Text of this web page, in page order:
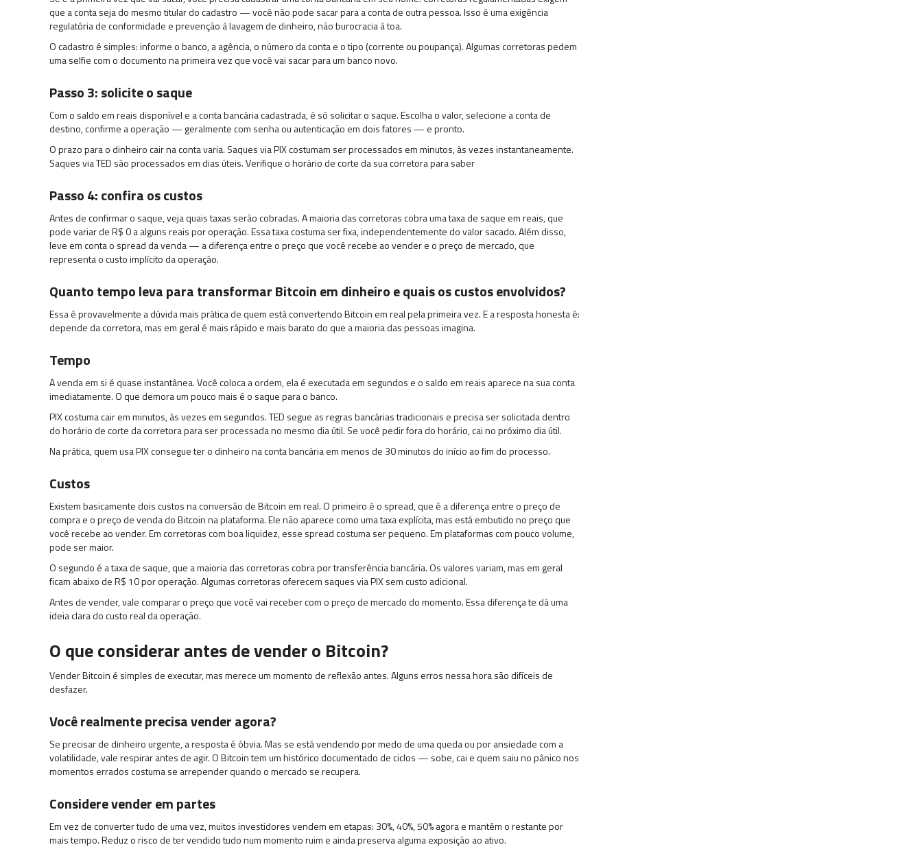
que a conta seja do mesmo titular do cadastro — você não pode sacar para a conta de outra pessoa. Isso é uma exigência
regulatória de conformidade e prevenção à lavagem de dinheiro, não burocracia à toa.
O cadastro é simples: informe o banco, a agência, o número da conta e o tipo (corrente ou poupança). Algumas corretoras pedem
uma selfie com o documento na primeira vez que você vai sacar para um banco novo.
Passo 3: solicite o saque
Com o saldo em reais disponível e a conta bancária cadastrada, é só solicitar o saque. Escolha o valor, selecione a conta de
destino, confirme a operação — geralmente com senha ou autenticação em dois fatores — e pronto.
O prazo para o dinheiro cair na conta varia. Saques via PIX costumam ser processados em minutos, às vezes instantaneamente.
Saques via TED são processados em dias úteis. Verifique o horário de corte da sua corretora para saber
Passo 4: confira os custos
Antes de confirmar o saque, veja quais taxas serão cobradas. A maioria das corretoras cobra uma taxa de saque em reais, que
pode variar de R$ 0 a alguns reais por operação. Essa taxa costuma ser fixa, independentemente do valor sacado. Além disso,
leve em conta o spread da venda — a diferença entre o preço que você recebe ao vender e o preço de mercado, que
representa o custo implícito da operação.
Quanto tempo leva para transformar Bitcoin em dinheiro e quais os custos envolvidos?
Essa é provavelmente a dúvida mais prática de quem está convertendo Bitcoin em real pela primeira vez. E a resposta honesta é:
depende da corretora, mas em geral é mais rápido e mais barato do que a maioria das pessoas imagina.
Tempo
A venda em si é quase instantânea. Você coloca a ordem, ela é executada em segundos e o saldo em reais aparece na sua conta
imediatamente. O que demora um pouco mais é o saque para o banco.
PIX costuma cair em minutos, às vezes em segundos. TED segue as regras bancárias tradicionais e precisa ser solicitada dentro
do horário de corte da corretora para ser processada no mesmo dia útil. Se você pedir fora do horário, cai no próximo dia útil.
Na prática, quem usa PIX consegue ter o dinheiro na conta bancária em menos de 30 minutos do início ao fim do processo.
Custos
Existem basicamente dois custos na conversão de Bitcoin em real. O primeiro é o spread, que é a diferença entre o preço de
compra e o preço de venda do Bitcoin na plataforma. Ele não aparece como uma taxa explícita, mas está embutido no preço que
você recebe ao vender. Em corretoras com boa liquidez, esse spread costuma ser pequeno. Em plataformas com pouco volume,
pode ser maior.
O segundo é a taxa de saque, que a maioria das corretoras cobra por transferência bancária. Os valores variam, mas em geral
ficam abaixo de R$ 10 por operação. Algumas corretoras oferecem saques via PIX sem custo adicional.
Antes de vender, vale comparar o preço que você vai receber com o preço de mercado do momento. Essa diferença te dá uma
ideia clara do custo real da operação.
O que considerar antes de vender o Bitcoin?
Vender Bitcoin é simples de executar, mas merece um momento de reflexão antes. Alguns erros nessa hora são difíceis de
desfazer.
Você realmente precisa vender agora?
Se precisar de dinheiro urgente, a resposta é óbvia. Mas se está vendendo por medo de uma queda ou por ansiedade com a
volatilidade, vale respirar antes de agir. O Bitcoin tem um histórico documentado de ciclos — sobe, cai e quem saiu no pânico nos
momentos errados costuma se arrepender quando o mercado se recupera.
Considere vender em partes
Em vez de converter tudo de uma vez, muitos investidores vendem em etapas: 30%, 40%, 50% agora e mantêm o restante por
mais tempo. Reduz o risco de ter vendido tudo num momento ruim e ainda preserva alguma exposição ao ativo.